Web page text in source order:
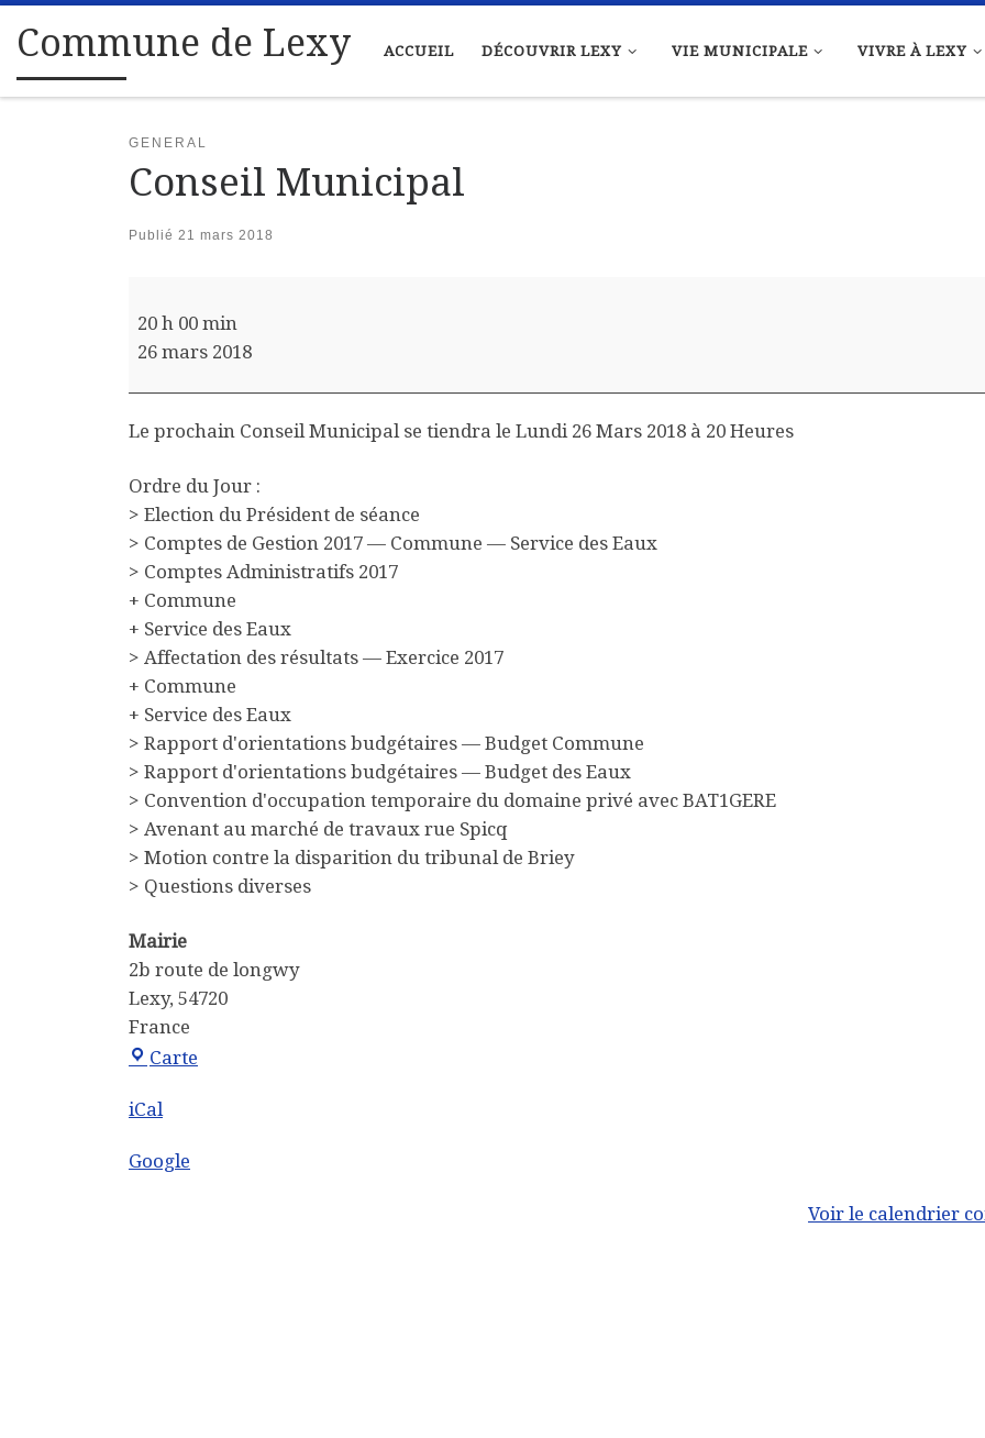
Passer au contenu
Commune de Lexy ACCUEIL DÉCOUVRIR LEXY VIE MUNICIPALE VIVRE À LEXY
GENERAL
Conseil Municipal
Publié 21 mars 2018
20 h 00 min
26 mars 2018
Le prochain Conseil Municipal se tiendra le Lundi 26 Mars 2018 à 20 Heures
Ordre du Jour :
> Election du Président de séance
> Comptes de Gestion 2017 — Commune — Service des Eaux
> Comptes Administratifs 2017
+ Commune
+ Service des Eaux
> Affectation des résultats — Exercice 2017
+ Commune
+ Service des Eaux
> Rapport d'orientations budgétaires — Budget Commune
> Rapport d'orientations budgétaires — Budget des Eaux
> Convention d'occupation temporaire du domaine privé avec BAT1GERE
> Avenant au marché de travaux rue Spicq
> Motion contre la disparition du tribunal de Briey
> Questions diverses
Mairie
2b route de longwy
Lexy, 54720
France
Carte
iCal
Google
Voir le calendrier